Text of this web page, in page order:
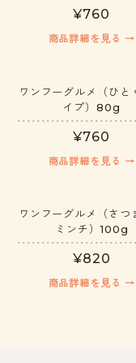
¥760
商品詳細を見る →
ワンフーグルメ（ひと
イプ）80g
¥760
商品詳細を見る →
ワンフーグルメ（さつ
ミンチ）100g
¥820
商品詳細を見る →